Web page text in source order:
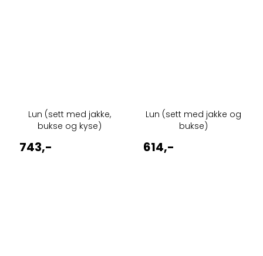
Lun (sett med jakke,
bukse og kyse)
743,-
Lun (sett med jakke og
bukse)
614,-